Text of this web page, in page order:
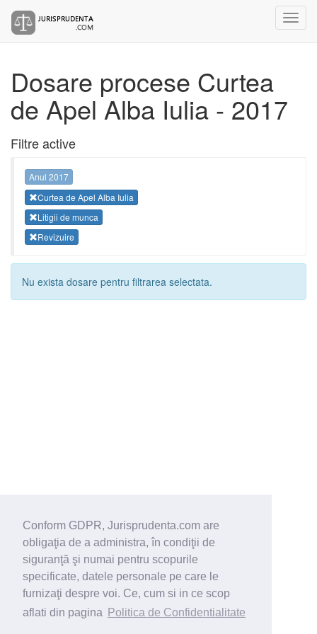
Conform GDPR, Jurisprudenta.com are
obligaţia de a administra, în condiţii de
siguranţă şi numai pentru scopurile
specificate, datele personale pe care le
furnizaţi despre voi. Ce, cum si in ce scop
aflati din pagina
Politica de Confidentialitate
Dosare procese Curtea
de Apel Alba Iulia - 2017
Filtre active
Anul 2017
Curtea de Apel Alba Iulia
Litigii de munca
Revizuire
Nu exista dosare pentru filtrarea selectata.